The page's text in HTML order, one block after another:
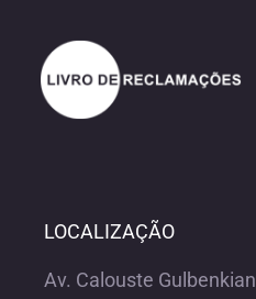
LOCALIZAÇÃO
Av. Calouste Gulbenkian